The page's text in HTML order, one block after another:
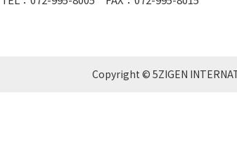
Copyright © 5ZIGEN